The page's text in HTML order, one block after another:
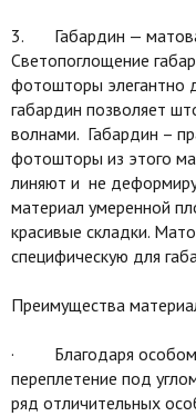
3. Габардин —
Светопоглощение
фотошторы элегантно
габардин позволяет
волнами. Габардин –
фотошторы из этого
линяют и не
материал умеренной
красивые складки.
специфическую для
Преимущества
· Благодаря особому
переплетение под
ряд отличительных